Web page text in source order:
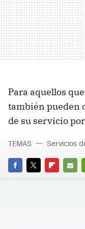
Para aquellos
también pueden
de su servicio
FACEBOOK
TWITTERFLIPBOARD
E-
TEMAS Servicios